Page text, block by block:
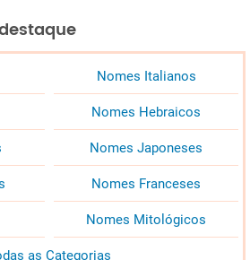
Nomes Italianos
Nomes Hebraicos
Nomes Japoneses
Nomes Franceses
Nomes Mitológicos
as Categorias